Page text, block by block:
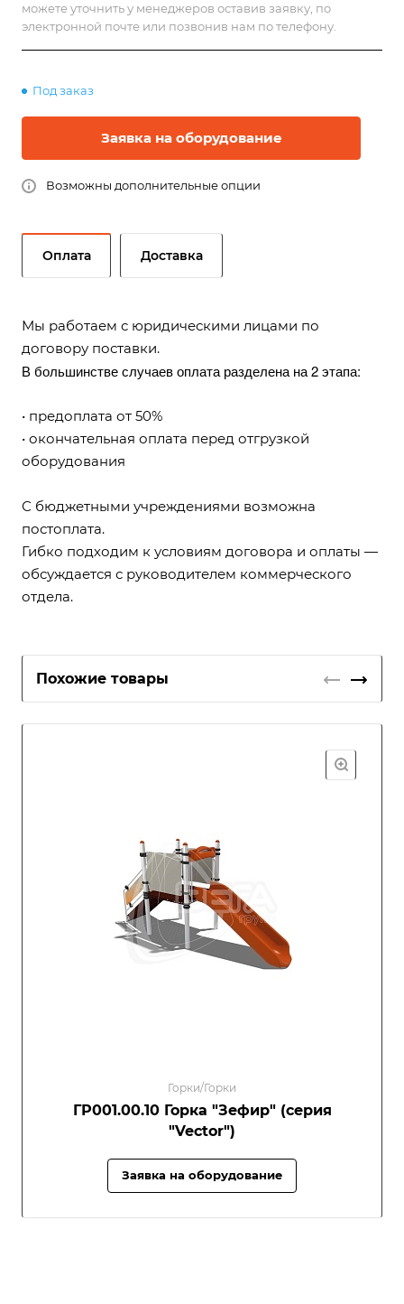
можете уточнить у менеджеров оставив заявку, по
электронной почте или позвонив нам по телефону.
Под заказ
Заявка на оборудование
Возможны дополнительные опции
Оплата Доставка
Мы работаем с юридическими лицами по
договору поставки.
В большинстве случаев оплата разделена на 2 этапа:
• предоплата от 50%
• окончательная оплата перед отгрузкой
оборудования
С бюджетными учреждениями возможна
постоплата.
Гибко подходим к условиям договора и оплаты —
обсуждается с руководителем коммерческого
отдела.
Похожие товары
Горки/Горки
ГР001.00.10 Горка "Зефир" (серия
"Vector")
Заявка на оборудование